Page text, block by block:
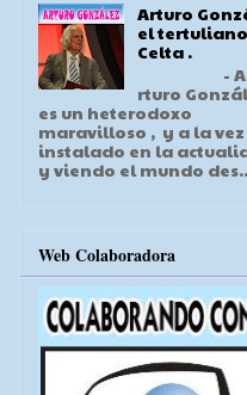
Arturo
el
Celta .
- A
rturo
es un heterodoxo
maravilloso , y a la vez
instalado en la
y viendo el mundo
Web Colaboradora